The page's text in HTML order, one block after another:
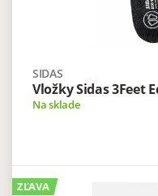
SIDAS
Vložky Sidas 3Feet
Na sklade
ZĽAVA